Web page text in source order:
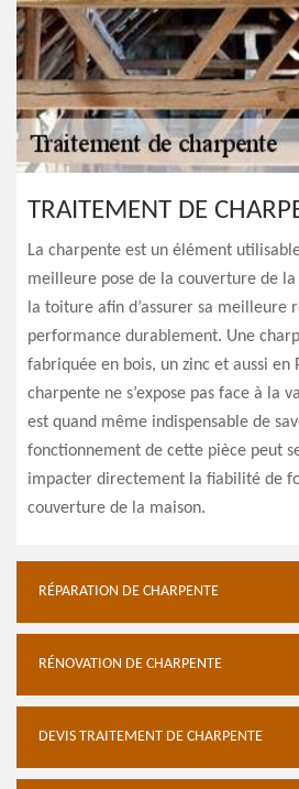
TRAITEMENT DE
La charpente est un élément
meilleure pose de la couverture de
la toiture afin d’assurer sa meilleure
performance durablement. Une
fabriquée en bois, un zinc et aussi en
charpente ne s’expose pas face à la
est quand même indispensable de
fonctionnement de cette pièce peut
impacter directement la fiabilité de
couverture de la maison.
RÉPARATION DE CHARPENTE
RÉNOVATION DE CHARPENTE
DEVIS TRAITEMENT DE CHARPENTE